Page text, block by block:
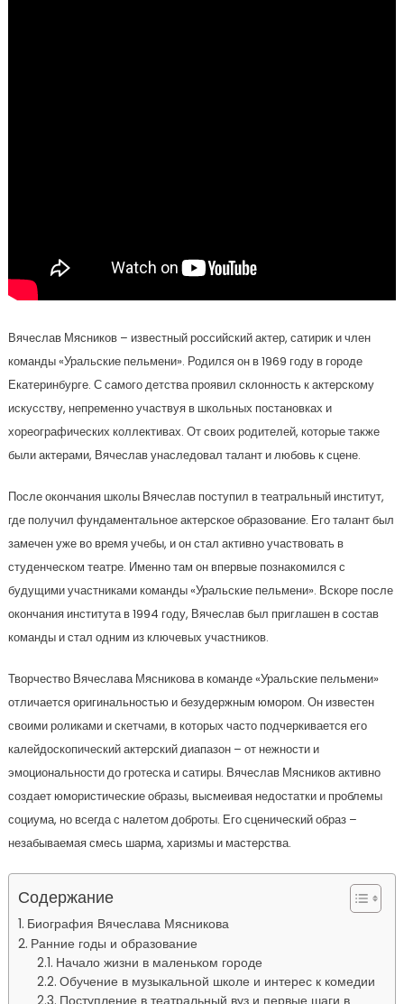
Вячеслав Мясников – известный российский актер, сатирик и член
команды «Уральские пельмени». Родился он в 1969 году в городе
Екатеринбурге. С самого детства проявил склонность к актерскому
искусству, непременно участвуя в школьных постановках и
хореографических коллективах. От своих родителей, которые также
были актерами, Вячеслав унаследовал талант и любовь к сцене.
После окончания школы Вячеслав поступил в театральный институт,
где получил фундаментальное актерское образование. Его талант был
замечен уже во время учебы, и он стал активно участвовать в
студенческом театре. Именно там он впервые познакомился с
будущими участниками команды «Уральские пельмени». Вскоре после
окончания института в 1994 году, Вячеслав был приглашен в состав
команды и стал одним из ключевых участников.
Творчество Вячеслава Мясникова в команде «Уральские пельмени»
отличается оригинальностью и безудержным юмором. Он известен
своими роликами и скетчами, в которых часто подчеркивается его
калейдоскопический актерский диапазон – от нежности и
эмоциональности до гротеска и сатиры. Вячеслав Мясников активно
создает юмористические образы, высмеивая недостатки и проблемы
социума, но всегда с налетом доброты. Его сценический образ –
незабываемая смесь шарма, харизмы и мастерства.
Содержание
Биография Вячеслава Мясникова
Ранние годы и образование
Начало жизни в маленьком городе
Обучение в музыкальной школе и интерес к комедии